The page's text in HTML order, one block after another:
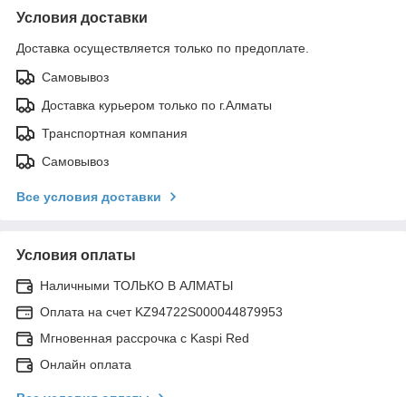
Условия доставки
Доставка осуществляется только по предоплате.
Самовывоз
Доставка курьером только по г.Алматы
Транспортная компания
Самовывоз
Все условия доставки
Условия оплаты
Наличными ТОЛЬКО В АЛМАТЫ
Оплата на счет KZ94722S000044879953
Мгновенная рассрочка с Kaspi Red
Онлайн оплата